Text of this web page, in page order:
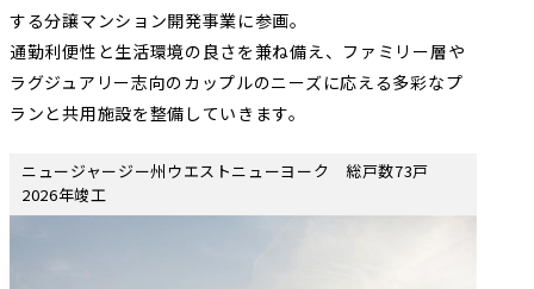
する分譲マンション開発事業に参画。
通勤利便性と生活環境の良さを兼ね備え、ファミリー層や
ラグジュアリー志向のカップルのニーズに応える多彩なプ
ランと共用施設を整備していきます。
ニュージャージー州ウエストニューヨーク 総戸数73戸
2026年竣工